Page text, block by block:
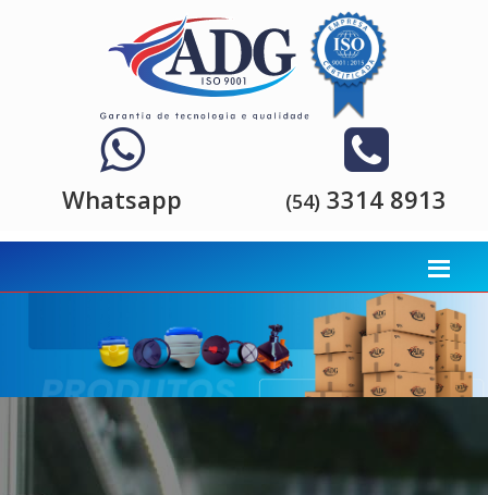
Whatsapp (54) 3314 8913